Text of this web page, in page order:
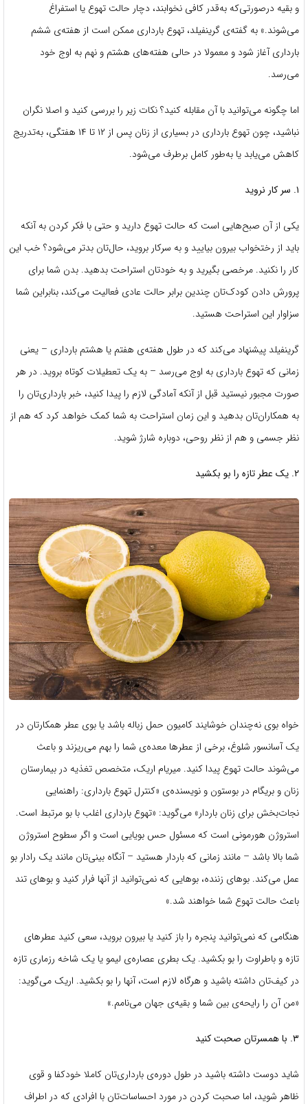
و بقیه درصورتی‌که به‌قدر کافی نخوابند، دچار حالت تهوع یا استفراغ
می‌شوند.» به گفته‌ی گرینفیلد، تهوع بارداری ممکن است از هفته‌ی ششم
بارداری آغاز شود و معمولا در حالی هفته‌‌های هشتم و نهم به اوج خود
می‌رسد.
اما چگونه می‌توانید با آن مقابله کنید؟ نکات زیر را بررسی کنید و اصلا نگران
نباشید، چون تهوع بارداری در بسیاری از زنان پس از ۱۲ تا ۱۴ هفتگی، به‌تدریج
کاهش می‌یابد یا به‌طور کامل برطرف می‌شود.
۱. سر کار نروید
یکی از آن صبح‌هایی است که حالت تهوع دارید و حتی با فکر کردن به آنکه
باید از رختخواب بیرون بیایید و به سرکار بروید، حال‌تان بدتر می‌شود؟ خب این
کار را نکنید. مرخصی بگیرید و به خودتان استراحت بدهید. بدن شما برای
پرورش دادن کودک‌تان چندین برابر حالت عادی فعالیت می‌کند، بنابراین شما
سزاوار این استراحت هستید.
گرینفیلد پیشنهاد می‌کند که در طول هفته‌ی هفتم یا هشتم بارداری – یعنی
زمانی که تهوع بارداری به اوج می‌رسد – به یک تعطیلات کوتاه بروید. در هر
صورت مجبور نیستید قبل از آنکه آمادگی لازم را پیدا کنید، خبر بارداری‌‌تان را
به همکاران‌تان بدهید و این زمان استراحت به شما کمک خواهد کرد که هم از
نظر جسمی و هم از نظر روحی، دوباره شارژ شوید.
۲. یک عطر تازه را بو بکشید
خواه بوی نه‌چندان خوشایند کامیون حمل زباله باشد یا بوی عطر همکارتان در
یک آسانسور شلوغ، برخی از عطرها معده‌ی شما را بهم می‌ریزند و باعث
می‌شوند حالت تهوع پیدا کنید. میریام اریک، متخصص تغذیه در بیمارستان
زنان و بریگام در بوستون و نویسنده‌ی «کنترل تهوع بارداری: راهنمایی
نجات‌بخش برای زنان باردار» می‌گوید: «تهوع بارداری اغلب با بو مرتبط است.
استروژن هورمونی است که مسئول حس بویایی است و اگر سطوح استروژن
شما بالا باشد – مانند زمانی که باردار هستید – آنگاه بینی‌تان مانند یک رادار بو
عمل می‌کند. بوهای زننده، بوهایی که نمی‌توانید از آنها فرار کنید و بوهای تند
باعث حالت تهوع شما خواهند شد.»
هنگامی که نمی‌توانید پنجره را باز کنید یا بیرون بروید، سعی کنید عطرهای
تازه و باطراوت را بو بکشید. یک بطری عصاره‌ی لیمو یا یک شاخه رزماری تازه
در کیف‌تان داشته باشید و هرگاه لازم است، آنها را بو بکشید. اریک می‌گوید:
«من آن را رایحه‌ی بین شما و بقیه‌ی جهان می‌نامم.»
۳. با همسرتان صحبت کنید
شاید دوست داشته باشید در طول دوره‌ی بارداری‌تان کاملا خودکفا و قوی
ظاهر شوید، اما صحبت کردن در مورد احساسات‌تان با افرادی که در اطراف